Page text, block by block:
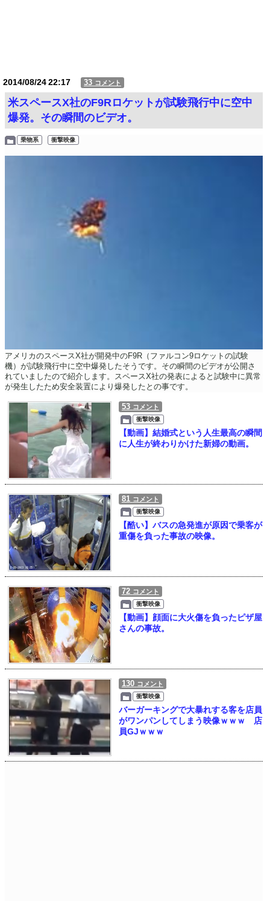
2014/08/2422:17 33 コメント
米スペースX社のF9Rロケットが試験飛行中に空中
爆発。その瞬間のビデオ。
乗物系 衝撃映像
アメリカのスペースX社が開発中のF9R（ファルコン9ロケットの試験
機）が試験飛行中に空中爆発したそうです。その瞬間のビデオが公開さ
れていましたので紹介します。スペースX社の発表によると試験中に異常
が発生したため安全装置により爆発したとの事です。
53 コメント
衝撃映像
【動画】結婚式という人生最高の瞬間
に人生が終わりかけた新婦の動画。
81 コメント
衝撃映像
【酷い】バスの急発進が原因で乗客が
重傷を負った事故の映像。
72 コメント
衝撃映像
【動画】顔面に大火傷を負ったピザ屋
さんの事故。
130 コメント
衝撃映像
バーガーキングで大暴れする客を店員
がワンパンしてしまう映像ｗｗｗ 店
員GJｗｗｗ